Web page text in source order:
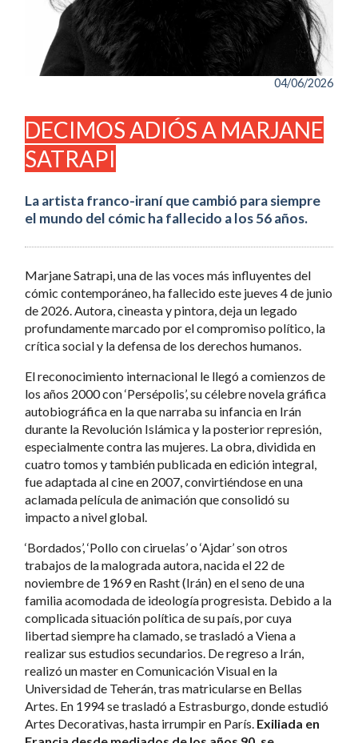
04/06/2026
DECIMOS ADIÓS A MARJANE
SATRAPI
La artista franco-iraní que cambió para siempre
el mundo del cómic ha fallecido a los 56 años.
Marjane Satrapi, una de las voces más influyentes del
cómic contemporáneo, ha fallecido este jueves 4 de junio
de 2026. Autora, cineasta y pintora, deja un legado
profundamente marcado por el compromiso político, la
crítica social y la defensa de los derechos humanos.
El reconocimiento internacional le llegó a comienzos de
los años 2000 con ‘Persépolis’, su célebre novela gráfica
autobiográfica en la que narraba su infancia en Irán
durante la Revolución Islámica y la posterior represión,
especialmente contra las mujeres. La obra, dividida en
cuatro tomos y también publicada en edición integral,
fue adaptada al cine en 2007, convirtiéndose en una
aclamada película de animación que consolidó su
impacto a nivel global.
‘Bordados’, ‘Pollo con ciruelas’ o ‘Ajdar’ son otros
trabajos de la malograda autora, nacida el 22 de
noviembre de 1969 en Rasht (Irán) en el seno de una
familia acomodada de ideología progresista. Debido a la
complicada situación política de su país, por cuya
libertad siempre ha clamado, se trasladó a Viena a
realizar sus estudios secundarios. De regreso a Irán,
realizó un master en Comunicación Visual en la
Universidad de Teherán, tras matricularse en Bellas
Artes. En 1994 se trasladó a Estrasburgo, donde estudió
Artes Decorativas, hasta irrumpir en París. Exiliada en